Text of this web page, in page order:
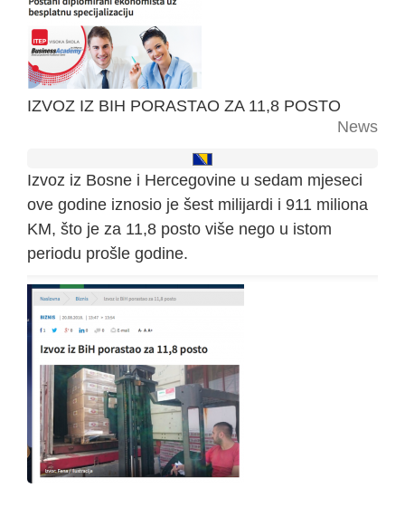
IZVOZ IZ BIH PORASTAO ZA 11,8 POSTO
News
Izvoz iz Bosne i Hercegovine u sedam mjeseci
ove godine iznosio je šest milijardi i 911 miliona
KM, što je za 11,8 posto više nego u istom
periodu prošle godine.